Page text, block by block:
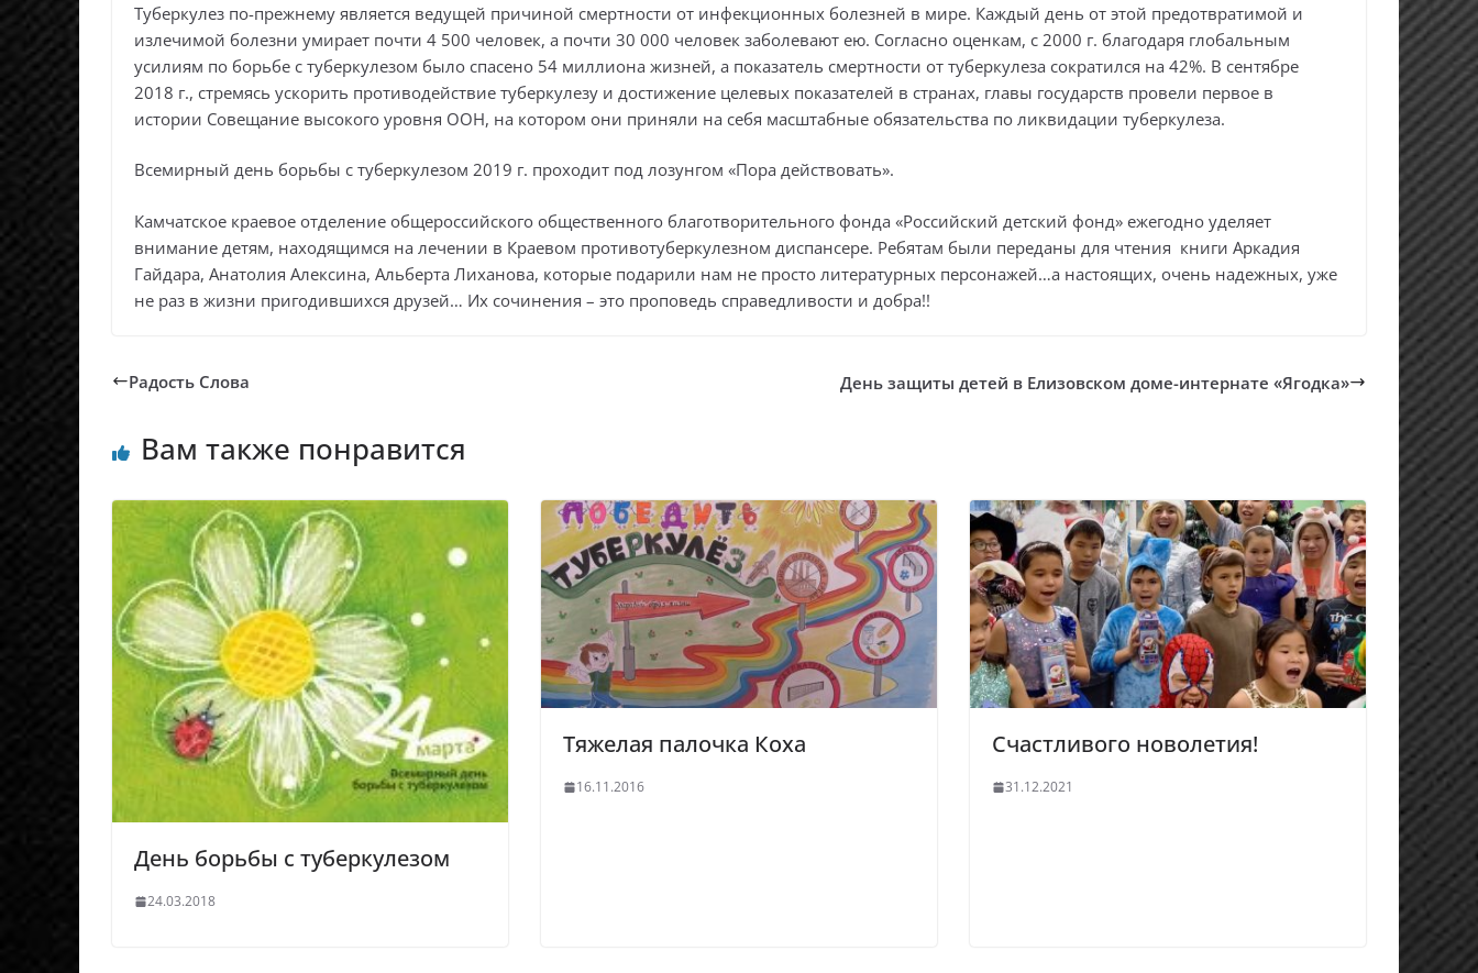
Туберкулез по-прежнему является ведущей причиной смертности от инфекционных болезней в мире. Каждый день от этой предотвратимой и
излечимой болезни умирает почти 4 500 человек, а почти 30 000 человек заболевают ею. Согласно оценкам, с 2000 г. благодаря глобальным
усилиям по борьбе с туберкулезом было спасено 54 миллиона жизней, а показатель смертности от туберкулеза сократился на 42%. В сентябре
2018 г., стремясь ускорить противодействие туберкулезу и достижение целевых показателей в странах, главы государств провели первое в
истории Совещание высокого уровня ООН, на котором они приняли на себя масштабные обязательства по ликвидации туберкулеза.
Всемирный день борьбы с туберкулезом 2019 г. проходит под лозунгом «Пора действовать».
Камчатское краевое отделение общероссийского общественного благотворительного фонда «Российский детский фонд» ежегодно уделяет
внимание детям, находящимся на лечении в Краевом противотуберкулезном диспансере. Ребятам были переданы для чтения книги Аркадия
Гайдара, Анатолия Алексина, Альберта Лиханова, которые подарили нам не просто литературных персонажей…а настоящих, очень надежных, уже
не раз в жизни пригодившихся друзей… Их сочинения – это проповедь справедливости и добра!!
Радость Слова День защиты детей в Елизовском доме-интернате «Ягодка»
Вам также понравится
День борьбы с туберкулезом
24.03.2018
Тяжелая палочка Коха
16.11.2016
Счастливого новолетия!
31.12.2021